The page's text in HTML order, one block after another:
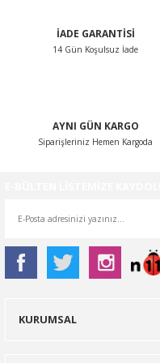
İADE GARANTİSİ
14 Gün Koşulsuz İade
AYNI GÜN KARGO
Siparişleriniz Hemen Kargoda
KURUMSAL